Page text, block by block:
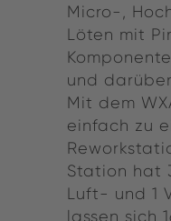
Micro-,
Löten mit
und
Mit dem
einfach zu
Station hat
Luft- und 1
lassen sich